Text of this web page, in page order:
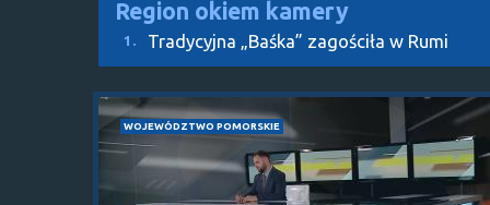
Region okiem kamery
1. Tradycyjna „Baśka” zagościła w Rumi
WOJEWÓDZTWO POMORSKIE